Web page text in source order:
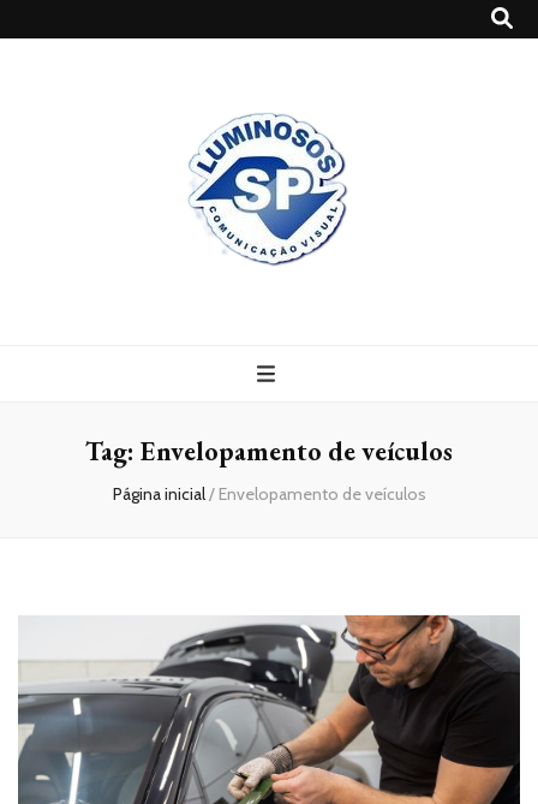
Tag: Envelopamento de veículos
Página inicial/ Envelopamento de veículos